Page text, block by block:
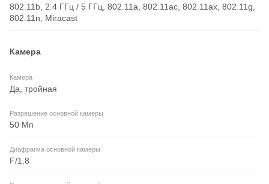
802.11b, 2.4 ГГц / 5 ГГц, 802.11a, 802.11ac, 802.11ax, 802.11g,
802.11n, Miracast
Камера
Камера
Да, тройная
Разрешение основной камеры
50 Мп
Диафрагма основной камеры
F/1.8